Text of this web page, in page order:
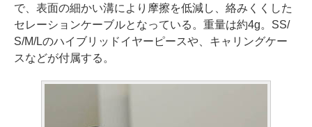
で、表面の細かい溝により摩擦を低減し、絡みくくした
セレーションケーブルとなっている。重量は約4g。SS/
S/M/Lのハイブリッドイヤーピースや、キャリングケー
スなどが付属する。